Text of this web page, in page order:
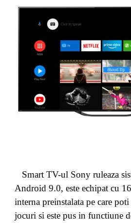
Smart TV-ul Sony ruleaza
Android 9.0, este echipat cu
interna preinstalata pe care
jocuri si este pus in functiune